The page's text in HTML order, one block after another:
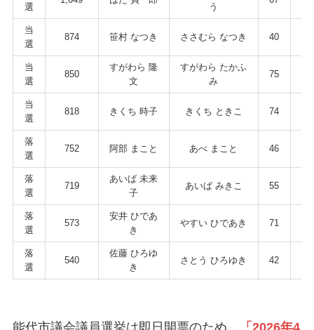
選 う
当
選
874 笹村 なつき ささむら なつき 40
当
選
850
すがわら 隆
文
すがわら たかふ
み
75
当
選
818 きくち 時子 きくち ときこ 74
落
選
752 阿部 まこと あべ まこと 46
落
選
719
あいば 未来
子
あいば みきこ 55
落
選
573
安井 ひであ
き
やすい ひであき 71
落
選
540
佐藤 ひろゆ
き
さとう ひろゆき 42
能代市議会議員選挙は即日開票のため、
「2026年4